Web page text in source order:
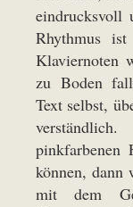
eindrucksvoll
Rhythmus
Klaviernoten
zu Boden
Text selbst,
pinkfarbenen
können, dann
mit dem